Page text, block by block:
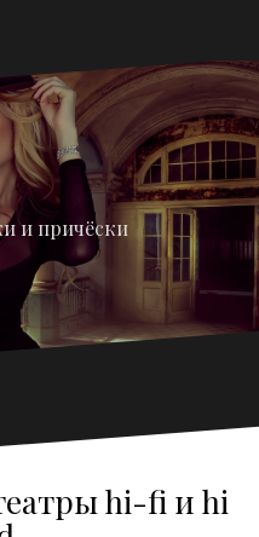
и причёски
hi-fi и hi